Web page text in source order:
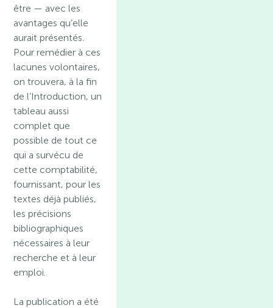
être — avec les
avantages qu’elle
aurait présentés.
Pour remédier à ces
lacunes volontaires,
on trouvera, à la fin
de l’Introduction, un
tableau aussi
complet que
possible de tout ce
qui a survécu de
cette comptabilité,
fournissant, pour les
textes déjà publiés,
les précisions
bibliographiques
nécessaires à leur
recherche et à leur
emploi.
La publication a été